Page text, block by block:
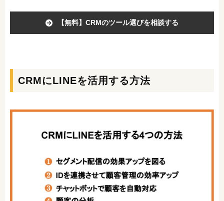
【無料】CRMのツール選びを相談する
CRMにLINEを活用する方法